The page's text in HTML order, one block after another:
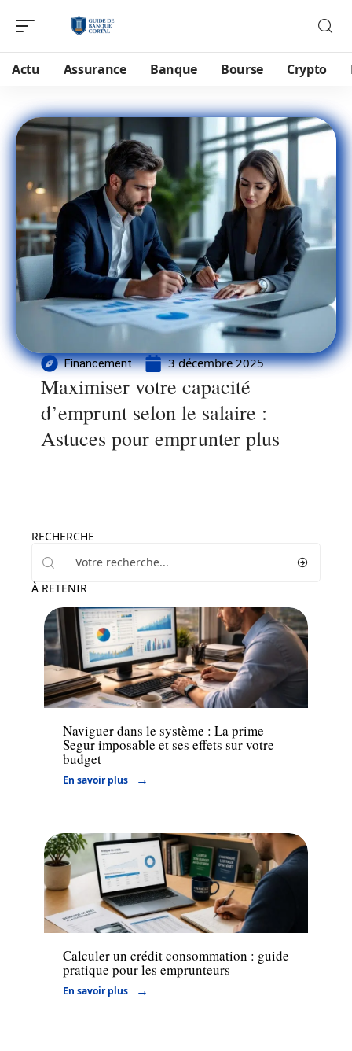
Actu Assurance Banque Bourse Crypto
Financement 3 décembre 2025
Maximiser votre capacité
d’emprunt selon le salaire :
Astuces pour emprunter plus
RECHERCHE
À RETENIR
Finance
Naviguer dans le système : La prime
Segur imposable et ses effets sur votre
budget
En savoir plus
Financement
Calculer un crédit consommation : guide
pratique pour les emprunteurs
En savoir plus